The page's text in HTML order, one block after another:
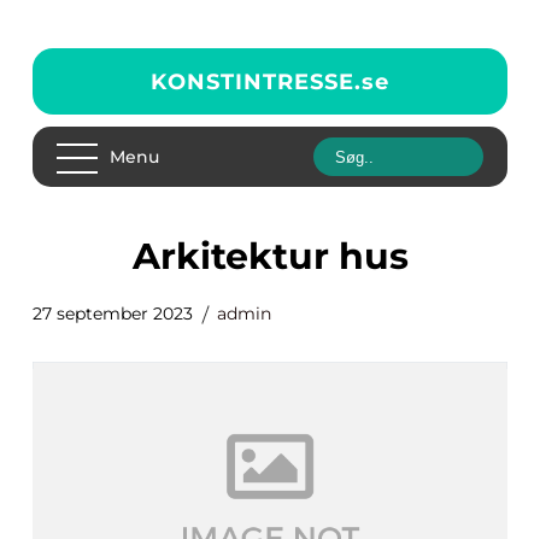
KONSTINTRESSE.se
Menu
arkitektur hus
27 september 2023 admin